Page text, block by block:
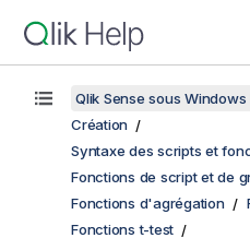
Qlik Sense sous
Création
Syntaxe des scripts et
Fonctions de script et de
Fonctions d'agrégation
Fonctions t-test